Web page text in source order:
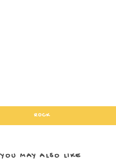
ROCK
YOU MAY ALSO LIKE